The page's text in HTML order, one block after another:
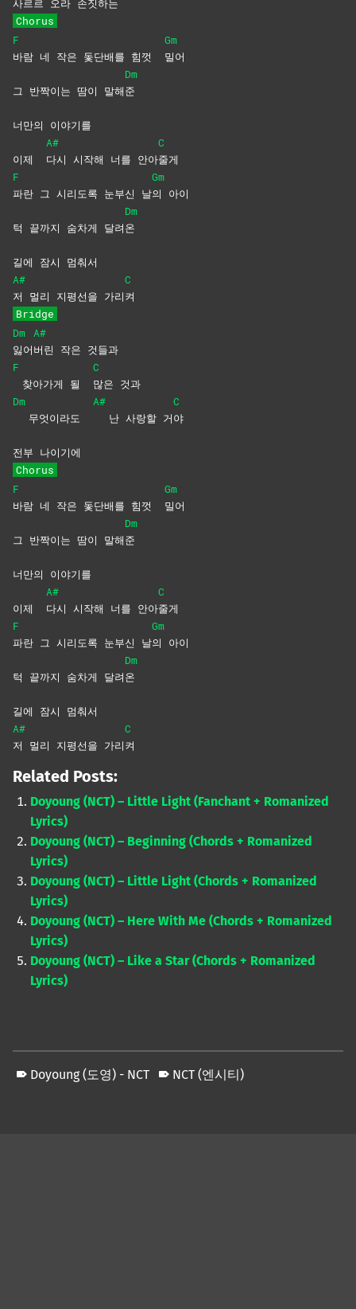
사르르 오라 손짓하는
Chorus
F
바람 네 작은 돛단배를 힘껏
Gm
밀어
그 반짝이는 땀이 말해
Dm
준
너만의 이야기를
이제
A#
다시 시작해 너를 안아
C
줄게
F
파란 그 시리도록 눈부신 날
Gm
의 아이
턱 끝까지 숨차게 달려
Dm
온
길에 잠시 멈춰서
A#
저 멀리 지평선을 가리
C
켜
Bridge
Dm
잃어
A#
버린 작은 것들과
F
찾아가게 될
C
많은 것과
Dm
무엇이라도
A#
난 사랑할 거
C
야
전부 나이기에
Chorus
F
바람 네 작은 돛단배를 힘껏
Gm
밀어
그 반짝이는 땀이 말해
Dm
준
너만의 이야기를
이제
A#
다시 시작해 너를 안아
C
줄게
F
파란 그 시리도록 눈부신 날
Gm
의 아이
턱 끝까지 숨차게 달려
Dm
온
길에 잠시 멈춰서
A#
저 멀리 지평선을 가리
C
켜
Related Posts:
Doyoung (NCT) – Little Light (Fanchant + Romanized
Lyrics)
Doyoung (NCT) – Beginning (Chords + Romanized
Lyrics)
Doyoung (NCT) – Little Light (Chords + Romanized
Lyrics)
Doyoung (NCT) – Here With Me (Chords + Romanized
Lyrics)
Doyoung (NCT) – Like a Star (Chords + Romanized
Lyrics)
Doyoung (도영) - NCT NCT (엔시티)